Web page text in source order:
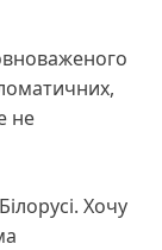
не
Хочу